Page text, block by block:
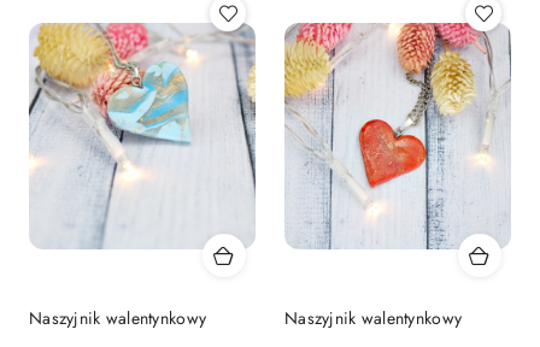
Naszyjnik walentynkowy Naszyjnik walentynkowy